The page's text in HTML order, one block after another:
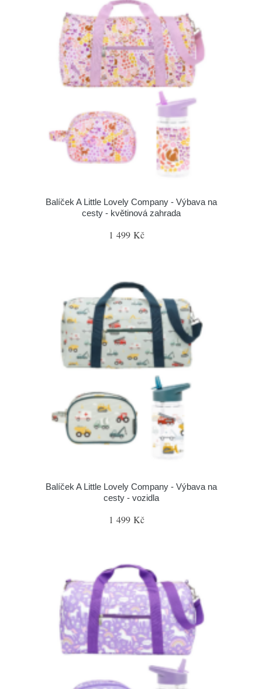
Balíček A Little Lovely Company - Výbava na
cesty - květinová zahrada
1 499 Kč
Balíček A Little Lovely Company - Výbava na
cesty - vozidla
1 499 Kč